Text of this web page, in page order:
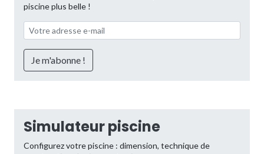
piscine plus belle !
Simulateur piscine
Configurez votre piscine : dimension, technique de